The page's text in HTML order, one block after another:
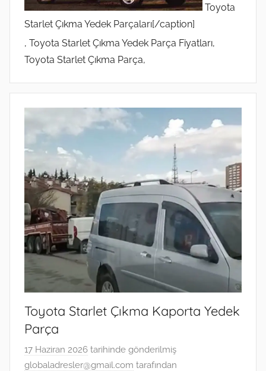
Toyota
Starlet Çıkma Yedek Parçaları[/caption]
, Toyota Starlet Çıkma Yedek Parça Fiyatları,
Toyota Starlet Çıkma Parça,
Toyota Starlet Çıkma Kaporta Yedek
Parça
17 Haziran 2026 tarihinde gönderilmiş
globaladresler@gmail.com tarafından